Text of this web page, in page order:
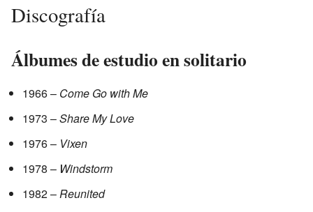
Discografía
Álbumes de estudio en solitario
1966 – Come Go with Me
1973 –Share My Love
1976 – Vixen
1978 – Windstorm
1982 – Reunited